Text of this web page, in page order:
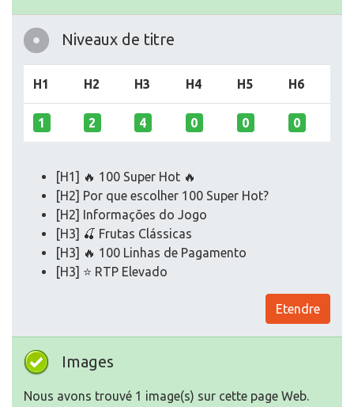
Niveaux de titre
H1 H2 H3 H4 H5 H6
1 2 4 0 0 0
[H1] 🔥 100 Super Hot 🔥
[H2] Por que escolher 100 Super Hot?
[H2] Informações do Jogo
[H3] 🍒 Frutas Clássicas
[H3] 🔥 100 Linhas de Pagamento
[H3] ⭐ RTP Elevado
Etendre
Images
Nous avons trouvé 1 image(s) sur cette page Web.